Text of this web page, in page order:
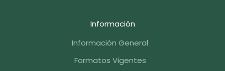
Información
Información General
Formatos Vigentes